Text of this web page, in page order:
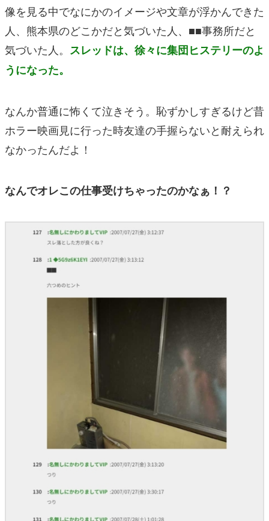
像を見る中でなにかのイメージや文章が浮かんできた
人、熊本県のどこかだと気づいた人、■■事務所だと
気づいた人。 スレッドは、徐々に集団ヒステリーのよ
うになった。
なんか普通に怖くて泣きそう。恥ずかしすぎるけど昔
ホラー映画見に行った時友達の手握らないと耐えられ
なかったんだよ！
なんでオレこの仕事受けちゃったのかなぁ！？